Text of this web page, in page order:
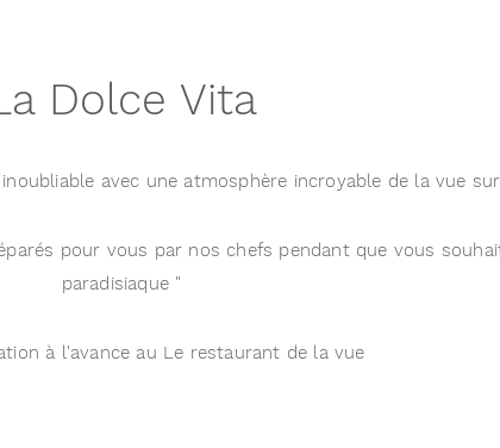
Dolce Vita
avec une atmosphère incroyable de la vue
pour vous par nos chefs pendant que vous
paradisiaque "
à l'avance au Le restaurant de la vue